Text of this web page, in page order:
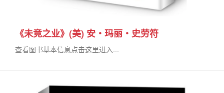
《未竟之业》(美) 安・玛丽・史劳符
查看图书基本信息点击这里进入...